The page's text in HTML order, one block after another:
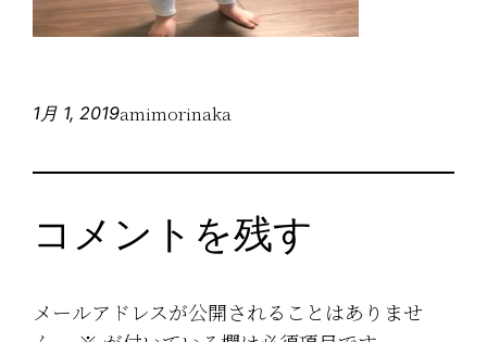
1月 1, 2019amimorinaka
コメントを残す
メールアドレスが公開されることはありませ